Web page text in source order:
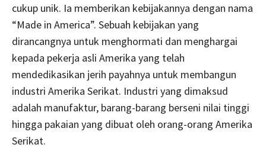
cukup unik. Ia memberikan kebijakannya dengan nama
“Made in America”. Sebuah kebijakan yang
dirancangnya untuk menghormati dan menghargai
kepada pekerja asli Amerika yang telah
mendedikasikan jerih payahnya untuk membangun
industri Amerika Serikat. Industri yang dimaksud
adalah manufaktur, barang-barang berseni nilai tinggi
hingga pakaian yang dibuat oleh orang-orang Amerika
Serikat.